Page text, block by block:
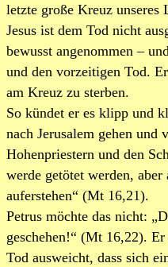
letzte große Kreuz unseres
Jesus ist dem Tod nicht
bewusst angenommen –
und den vorzeitigen Tod.
am Kreuz zu sterben.
So kündet er es klipp und
nach Jerusalem gehen und
Hohenpriestern und den
werde getötet werden,
auferstehen“ (Mt 16,21).
Petrus möchte das nicht:
geschehen!“ (Mt 16,22).
Tod ausweicht, dass sich